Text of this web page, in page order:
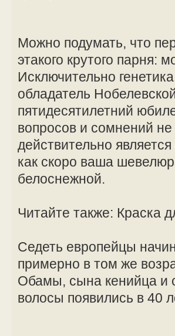
Можно подумать, что
этакого крутого парня:
Исключительно
обладатель
пятидесятилетний
вопросов и сомнений
действительно
как скоро ваша
белоснежной.
Читайте также: Краска
Седеть европейцы
примерно в том же
Обамы, сына кенийца и
волосы появились в 40